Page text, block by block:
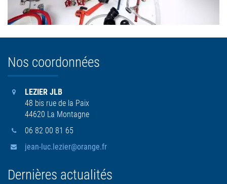
Nos coordonnées
LEZIER JLB
48 bis rue de la Paix
44620 La Montagne
06 82 00 81 65
jean-luc.lezier@orange.fr
Dernières actualités